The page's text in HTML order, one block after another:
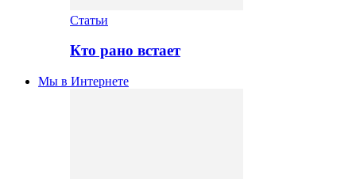
Статьи
Кто рано встает
Мы в Интернете